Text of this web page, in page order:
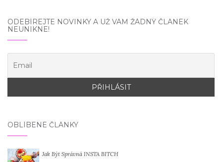
ODEBÍREJTE NOVINKY A UŽ VÁM ŽÁDNÝ ČLÁNEK
NEUNIKNE!
OBLÍBENÉ ČLÁNKY
Jak Být Správná INSTA BITCH